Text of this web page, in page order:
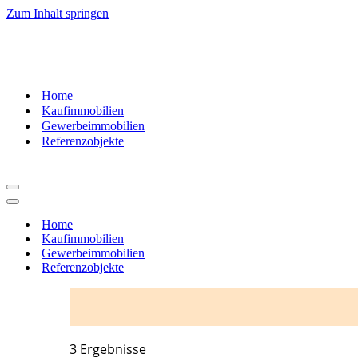
Zum Inhalt springen
Home
Kaufimmobilien
Gewerbeimmobilien
Referenzobjekte
Navigationsmenü
Navigationsmenü
Home
Kaufimmobilien
Gewerbeimmobilien
Referenzobjekte
3 Ergebnisse